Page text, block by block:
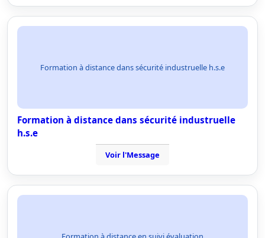
Formation à distance dans sécurité industruelle h.s.e
Formation à distance dans sécurité industruelle
h.s.e
Voir l'Message